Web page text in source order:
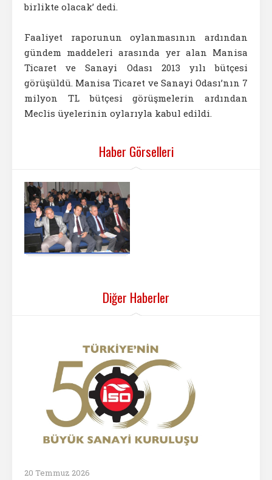
birlikte olacak’ dedi.
Faaliyet raporunun oylanmasının ardından
gündem maddeleri arasında yer alan Manisa
Ticaret ve Sanayi Odası 2013 yılı bütçesi
görüşüldü. Manisa Ticaret ve Sanayi Odası’nın 7
milyon TL bütçesi görüşmelerin ardından
Meclis üyelerinin oylarıyla kabul edildi.
Haber Görselleri
Diğer Haberler
20 Temmuz 2026